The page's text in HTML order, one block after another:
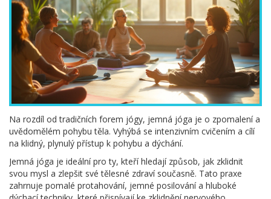
Na rozdíl od tradičních forem jógy, jemná jóga je o zpomalení a
uvědomělém pohybu těla. Vyhýbá se intenzivním cvičením a cílí
na klidný, plynulý přístup k pohybu a dýchání.
Jemná jóga je ideální pro ty, kteří hledají způsob, jak zklidnit
svou mysl a zlepšit své tělesné zdraví současně. Tato praxe
zahrnuje pomalé protahování, jemné posilování a hluboké